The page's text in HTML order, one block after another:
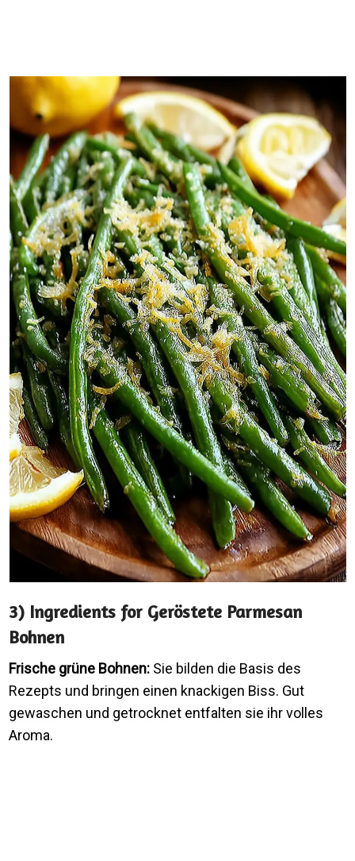
3) Ingredients for Geröstete Parmesan
Bohnen
Frische grüne Bohnen: Sie bilden die Basis des
Rezepts und bringen einen knackigen Biss. Gut
gewaschen und getrocknet entfalten sie ihr volles
Aroma.